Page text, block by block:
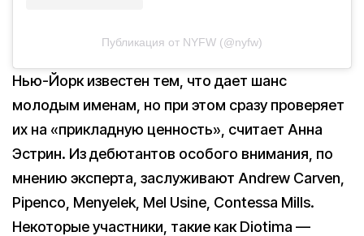
Публикация от NYFW (@nyfw)
Нью-Йорк известен тем, что дает шанс
молодым именам, но при этом сразу проверяет
их на «прикладную ценность», считает Анна
Эстрин. Из дебютантов особого внимания, по
мнению эксперта, заслуживают Andrew Carven,
Pipenco, Menyelek, Mel Usine, Contessa Mills.
Некоторые участники, такие как Diotima —